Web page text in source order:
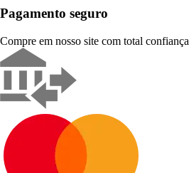
Pagamento seguro
Compre em nosso site com total confiança